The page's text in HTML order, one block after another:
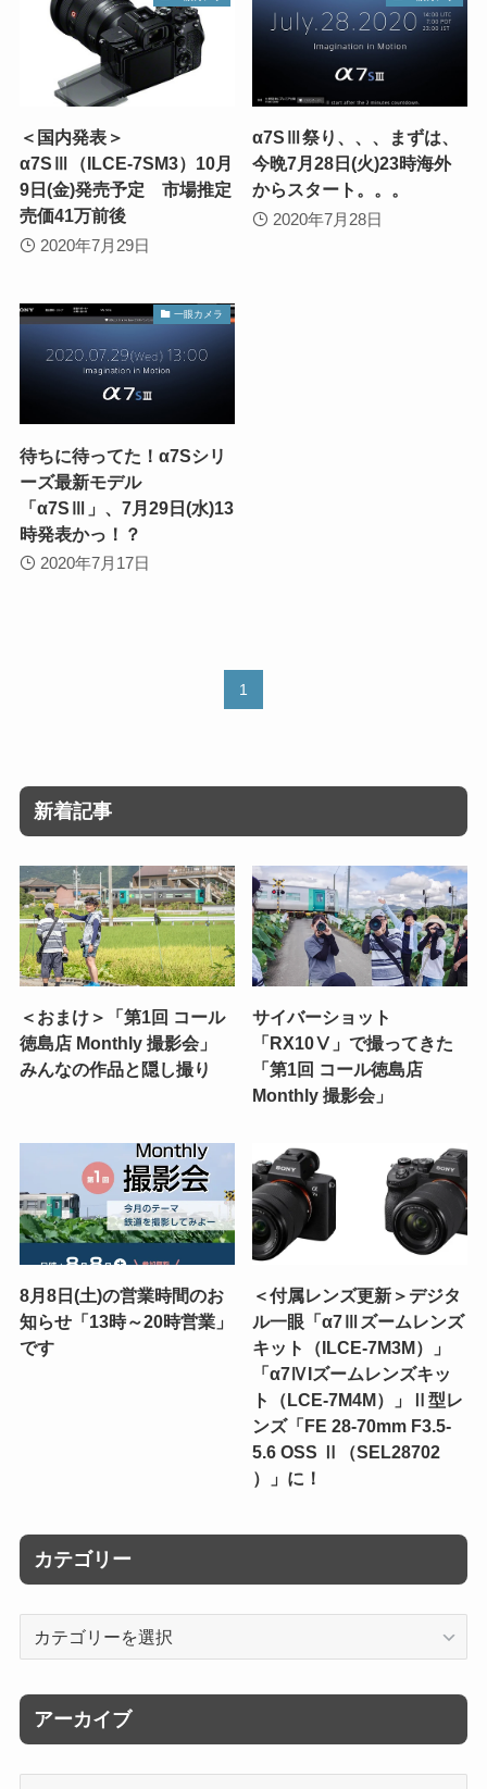
＜国内発表＞
α7SⅢ（ILCE-7SM3）10月
9日(金)発売予定 市場推定
売価41万前後
2020年7月29日
α7SⅢ祭り、、、まずは、
今晩7月28日(火)23時海外
からスタート。。。
2020年7月28日
一眼カメラ
待ちに待ってた！α7Sシリ
ーズ最新モデル
「α7SⅢ」、7月29日(水)13
時発表かっ！？
2020年7月17日
1
新着記事
＜おまけ＞「第1回 コール
徳島店 Monthly 撮影会」
みんなの作品と隠し撮り
サイバーショット
「RX10Ⅴ」で撮ってきた
「第1回 コール徳島店
Monthly 撮影会」
8月8日(土)の営業時間のお
知らせ「13時～20時営業」
です
＜付属レンズ更新＞デジタ
ル一眼「α7Ⅲズームレンズ
キット（ILCE-7M3M）」
「α7ⅣIズームレンズキッ
ト（LCE-7M4M）」Ⅱ型レ
ンズ「FE 28-70mm F3.5-
5.6 OSS Ⅱ（SEL28702
）」に！
カテゴリー
リ
ー
アーカイブ